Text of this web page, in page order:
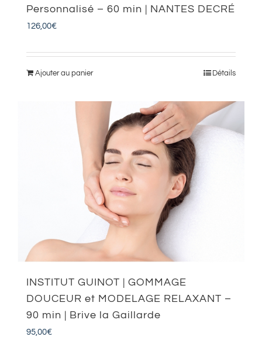
Personnalisé – 60 min | NANTES DECRÉ
126,00€
Ajouter au panier Détails
INSTITUT GUINOT | GOMMAGE
DOUCEUR et MODELAGE RELAXANT –
90 min | Brive la Gaillarde
95,00€